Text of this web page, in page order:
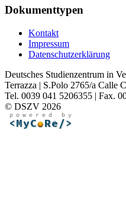
Dokumenttypen
Kontakt
Impressum
Datenschutzerklärung
Deutsches Studienzentrum in
Terrazza | S.Polo 2765/a Calle
Tel. 0039 041 5206355 | Fax.
© DSZV 2026